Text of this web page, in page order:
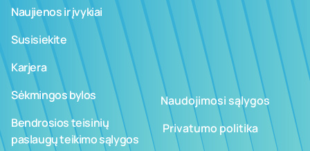
Naujienos ir įvykiai
Susisiekite
Karjera
Sėkmingos bylos
Bendrosios teisinių
paslaugų teikimo sąlygos
Naudojimosi sąlygos
­ ­­Privatumo politika